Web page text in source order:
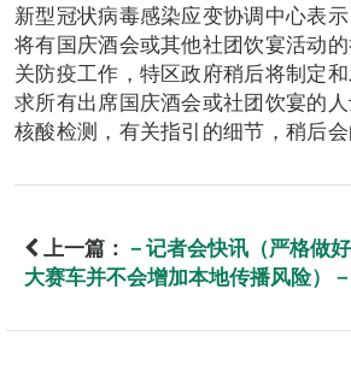
新型冠状病毒感染应变协调中心表
将有国庆酒会或其他社团饮宴活动
关防疫工作，特区政府稍后将制定
求所有出席国庆酒会或社团饮宴的
核酸检测，有关指引的细节，稍后会
上一篇： －记者会快讯（严格做
大赛车并不会增加本地传播风险）－